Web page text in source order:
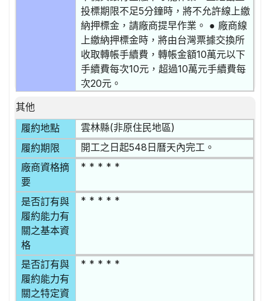
投標期限不足5分鐘時，將不允許線上繳
納押標金，請廠商提早作業。 ● 廠商線
上繳納押標金時，將由台灣票據交換所
收取轉帳手續費，轉帳金額10萬元以下
手續費每次10元，超過10萬元手續費每
次20元。
其他
履約地點
雲林縣(非原住民地區)
履約期限 開工之日起548日曆天內完工。
廠商資格摘
要
* * * * *
是否訂有與
履約能力有
關之基本資
格
* * * * *
是否訂有與
履約能力有
關之特定資
* * * * *